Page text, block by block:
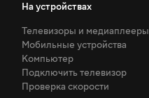
На устройствах
Телевизоры и медиаплееры
Мобильные устройства
Компьютер
Подключить телевизор
Проверка скорости